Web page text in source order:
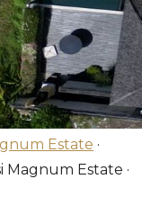
Estate ·
Estate ·